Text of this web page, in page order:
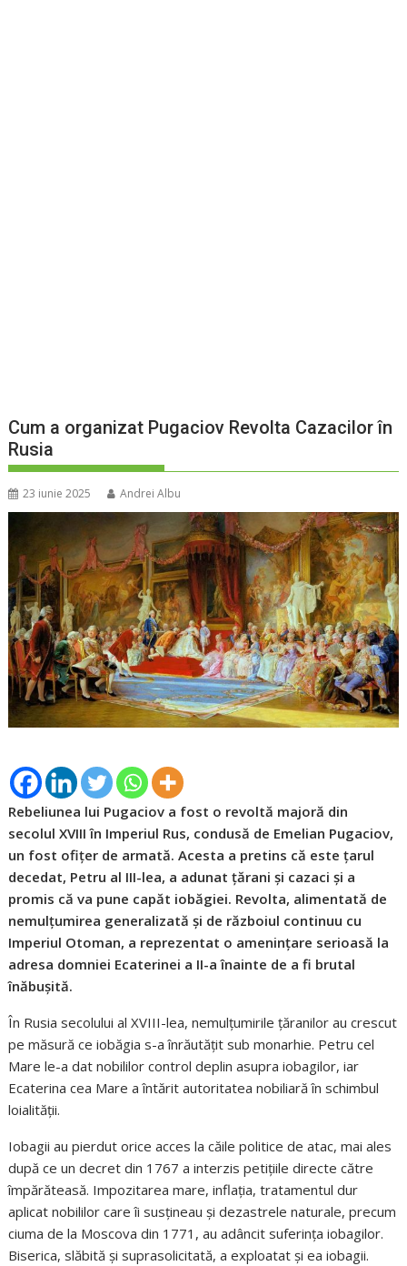
Cum a organizat Pugaciov Revolta Cazacilor în
Rusia
23 iunie 2025 Andrei Albu
Rebeliunea lui Pugaciov a fost o revoltă majoră din
secolul XVIII în Imperiul Rus, condusă de Emelian Pugaciov,
un fost ofițer de armată. Acesta a pretins că este țarul
decedat, Petru al III-lea, a adunat țărani și cazaci și a
promis că va pune capăt iobăgiei. Revolta, alimentată de
nemulțumirea generalizată și de războiul continuu cu
Imperiul Otoman, a reprezentat o amenințare serioasă la
adresa domniei Ecaterinei a II-a înainte de a fi brutal
înăbușită.
În Rusia secolului al XVIII-lea, nemulțumirile țăranilor au crescut
pe măsură ce iobăgia s-a înrăutățit sub monarhie. Petru cel
Mare le-a dat nobililor control deplin asupra iobagilor, iar
Ecaterina cea Mare a întărit autoritatea nobiliară în schimbul
loialității.
Iobagii au pierdut orice acces la căile politice de atac, mai ales
după ce un decret din 1767 a interzis petițiile directe către
împărăteasă. Impozitarea mare, inflația, tratamentul dur
aplicat nobililor care îi susțineau și dezastrele naturale, precum
ciuma de la Moscova din 1771, au adâncit suferința iobagilor.
Biserica, slăbită și suprasolicitată, a exploatat și ea iobagii.